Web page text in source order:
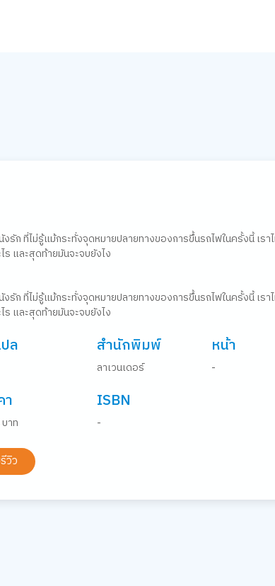
งรัก ที่ไม่รู้แม้กระทั่งจุดหมายปลายทางของการขึ้นรถไฟในครั้งนี้ เรา
ร และสุดท้ายมันจะจบยังไง
งรัก ที่ไม่รู้แม้กระทั่งจุดหมายปลายทางของการขึ้นรถไฟในครั้งนี้ เรา
ร และสุดท้ายมันจะจบยังไง
ล สำนักพิมพ์
ลาเวนเดอร์
หน้า
-
า
าท
ISBN
-
วิว